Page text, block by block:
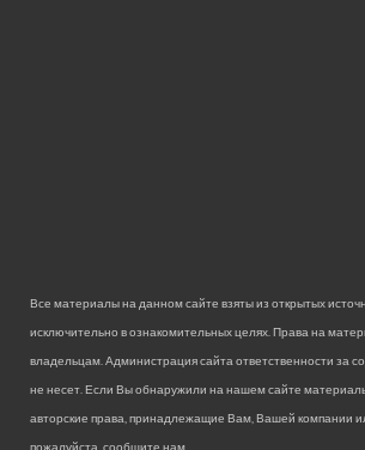
Все материалы на данном сайте взяты из открытых
исключительно в ознакомительных целях. Права на
владельцам. Администрация сайта ответственности за
не несет. Если Вы обнаружили на нашем сайте
авторские права, принадлежащие Вам, Вашей компании
пожалуйста, сообщите нам.